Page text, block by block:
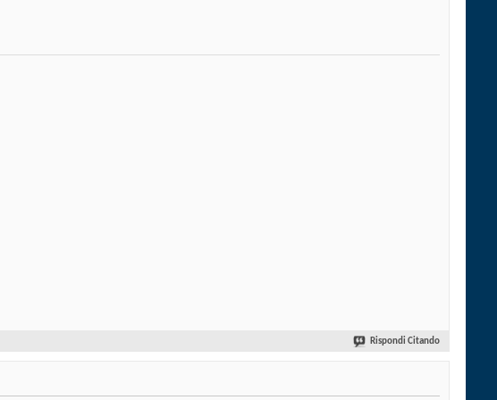
Rispondi Citando